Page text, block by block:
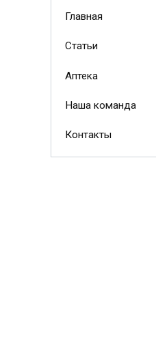
Главная
Статьи
Аптека
Наша команда
Контакты